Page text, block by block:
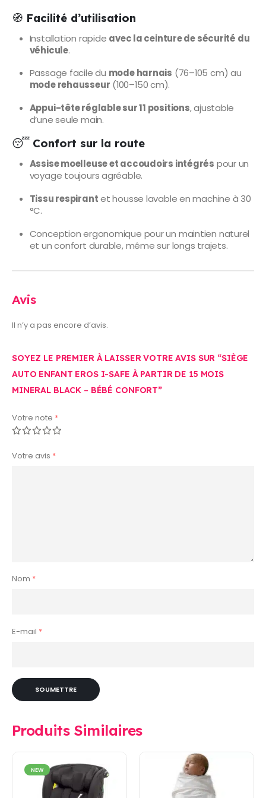
🧭 Facilité d’utilisation
Installation rapide avec la ceinture de sécurité du
véhicule.
Passage facile du mode harnais (76–105 cm) au
mode rehausseur (100–150 cm).
Appui-tête réglable sur 11 positions, ajustable
d’une seule main.
😴 Confort sur la route
Assise moelleuse et accoudoirs intégrés pour un
voyage toujours agréable.
Tissu respirantet housse lavable en machine à 30
°C.
Conception ergonomique pour un maintien naturel
et un confort durable, même sur longs trajets.
Avis
Il n’y a pas encore d’avis.
SOYEZ LE PREMIER À LAISSER VOTRE AVIS SUR “SIÈGE
AUTO ENFANT EROS I-SAFE À PARTIR DE 15 MOIS
MINERAL BLACK – BÉBÉ CONFORT”
Votre note *
Votre avis *
Nom *
E-mail *
Produits Similaires
NEW